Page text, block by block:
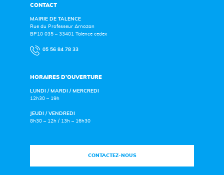
CONTACT
MAIRIE DE TALENCE
Rue du Professeur Arnozan
BP10 035 – 33401 Talence cedex
05 56 84 78 33
HORAIRES D’OUVERTURE
LUNDI / MARDI / MERCREDI
12h30 – 19h
JEUDI / VENDREDI
8h30 – 12h / 13h – 16h30
CONTACTEZ-NOUS